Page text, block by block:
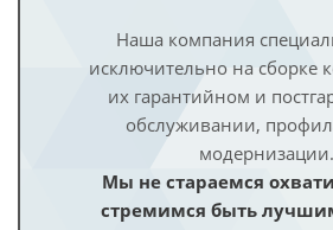
Наша компания
исключительно на сборке
их гарантийном и
обслуживании,
модернизации.
Мы не стараемся
стремимся быть